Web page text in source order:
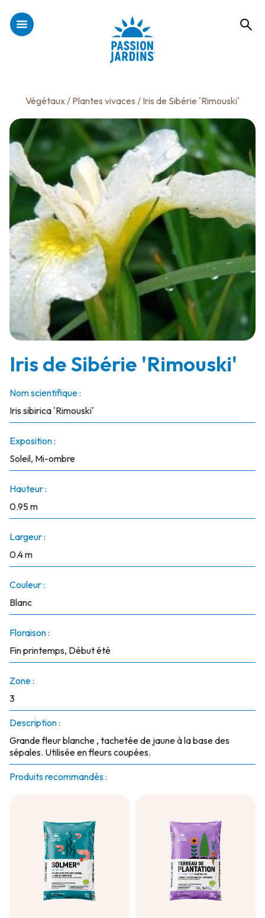
Végétaux/ Plantes vivaces / Iris de Sibérie 'Rimouski'
Iris de Sibérie 'Rimouski'
Nom scientifique :
Iris sibirica 'Rimouski'
Exposition :
Soleil, Mi-ombre
Hauteur :
0.95 m
Largeur :
0.4 m
Couleur :
Blanc
Floraison :
Fin printemps, Début été
Zone :
3
Description :
Grande fleur blanche , tachetée de jaune à la base des
sépales. Utilisée en fleurs coupées.
Produits recommandés :